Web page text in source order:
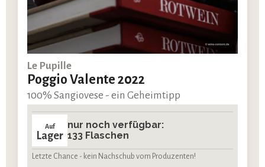
Le Pupille
Poggio Valente 2022
100% Sangiovese - ein Geheimtipp
Auf
Lager
nur noch verfügbar:
133 Flaschen
Letzte Chance - kein Nachschub vom Produzenten!